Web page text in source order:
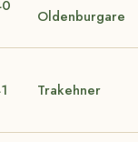
Oldenburgare
Trakehner